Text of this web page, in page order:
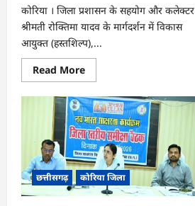
कोरिया । जिला प्रशासन के सहयोग और कलेक्टर
श्रीमती रोक्तिमा यादव के मार्गदर्शन में विकास
आयुक्त (हस्तशिल्प),...
Read MoreRead
more
CG
:
कलेक्टर
के
मार्गदर्शन
में
छह
गांवों
तक
पहुंची
हस्तशिल्प
छत्तीसगढ़ कोरिया जिला